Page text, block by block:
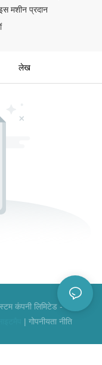
मशीन प्रदान
लेख
कंपनी लिमिटेड -
| गोपनीयता नीति